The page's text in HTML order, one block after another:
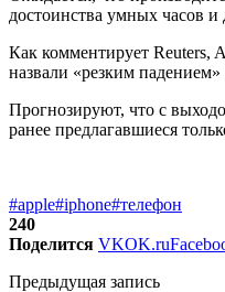
достоинства умных часов
Как комментирует Reuters,
назвали «резким
Прогнозируют, что с
ранее предлагавшиеся
#apple#iphone#телефон
240
Поделится VKOK.ru
Предыдущая запись